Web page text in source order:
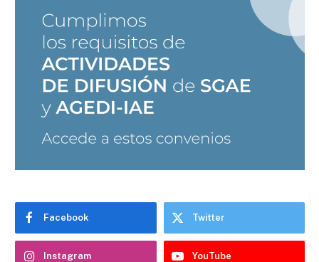
Facebook Twitter
Instagram YouTube